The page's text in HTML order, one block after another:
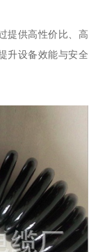
提供高性价比、高
升设备效能与安全